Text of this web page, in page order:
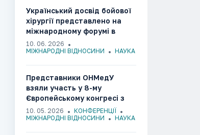
Український досвід бойової
хірургії представлено на
міжнародному форумі в
Литві
10. 06. 2026
МІЖНАРОДНІ ВІДНОСИНИ
НАУКА
Представники ОНМедУ
взяли участь у 8-му
Європейському конгресі з
ендометріозу(Італія,
Болонья, 2026)
10. 05. 2026
КОНФЕРЕНЦІЇ
МІЖНАРОДНІ ВІДНОСИНИ
НАУКА